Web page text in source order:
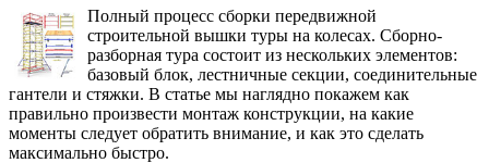
Полный процесс сборки передвижной
строительной вышки туры на колесах. Сборно-
разборная тура состоит из нескольких элементов:
базовый блок, лестничные секции, соединительные
гантели и стяжки. В статье мы наглядно покажем как
правильно произвести монтаж конструкции, на какие
моменты следует обратить внимание, и как это сделать
максимально быстро.